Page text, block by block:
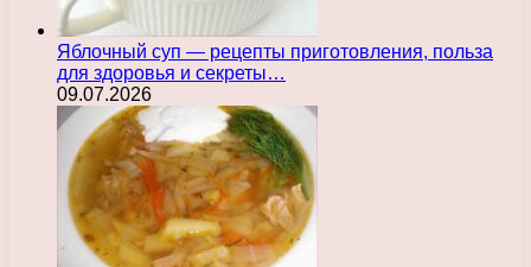
Яблочный суп — рецепты приготовления, польза
для здоровья и секреты…
09.07.2026